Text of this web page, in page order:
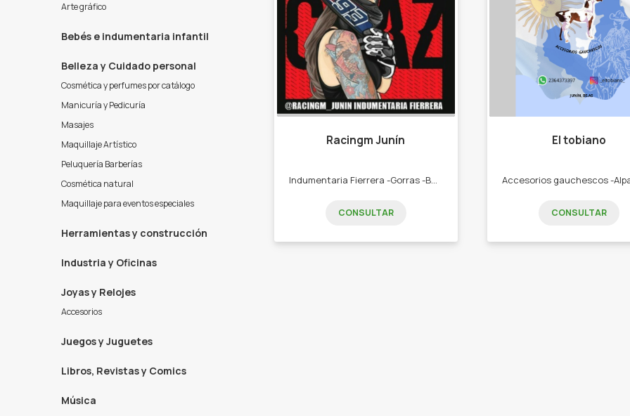
Arte gráfico
Bebés e indumentaria infantil
Belleza y Cuidado personal
Cosmética y perfumes por catálogo
Manicuría y Pedicuría
Masajes
Maquillaje Artístico
Peluquería Barberías
Cosmética natural
Maquillaje para eventos especiales
Herramientas y construcción
Industria y Oficinas
Joyas y Relojes
Accesorios
Juegos y Juguetes
Libros, Revistas y Comics
Música
Racingm Junín
Indumentaria Fierrera -Gorras -Buzos -Remeras -Camperas -Guantes
CONSULTAR
El tobiano
CONSULTAR